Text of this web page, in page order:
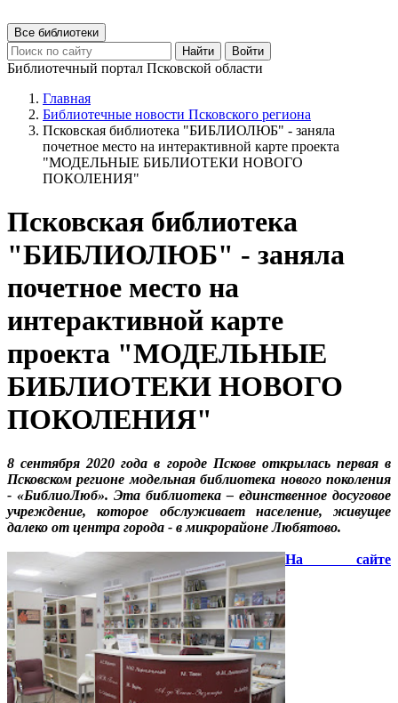
Все библиотеки
Найти
Войти
Библиотечный портал Псковской области
Главная
Библиотечные новости Псковского региона
Псковская библиотека "БИБЛИОЛЮБ" - заняла
почетное место на интерактивной карте проекта
"МОДЕЛЬНЫЕ БИБЛИОТЕКИ НОВОГО
ПОКОЛЕНИЯ"
Псковская библиотека
"БИБЛИОЛЮБ" - заняла
почетное место на
интерактивной карте
проекта "МОДЕЛЬНЫЕ
БИБЛИОТЕКИ НОВОГО
ПОКОЛЕНИЯ"
8 сентября 2020 года в городе Пскове открылась первая в
Псковском регионе модельная библиотека нового поколения
- «БиблиоЛюб». Эта библиотека – единственное досуговое
учреждение, которое обслуживает население, живущее
далеко от центра города - в микрорайоне Любятово.
На сайте